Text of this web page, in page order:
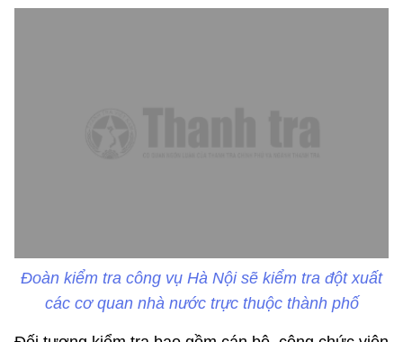
Đoàn kiểm tra công vụ Hà Nội sẽ kiểm tra đột xuất
các cơ quan nhà nước trực thuộc thành phố